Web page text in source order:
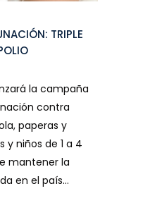
TRIPLE
la campaña
contra
paperas y
y niños de 1 a 4
mantener la
en el país...